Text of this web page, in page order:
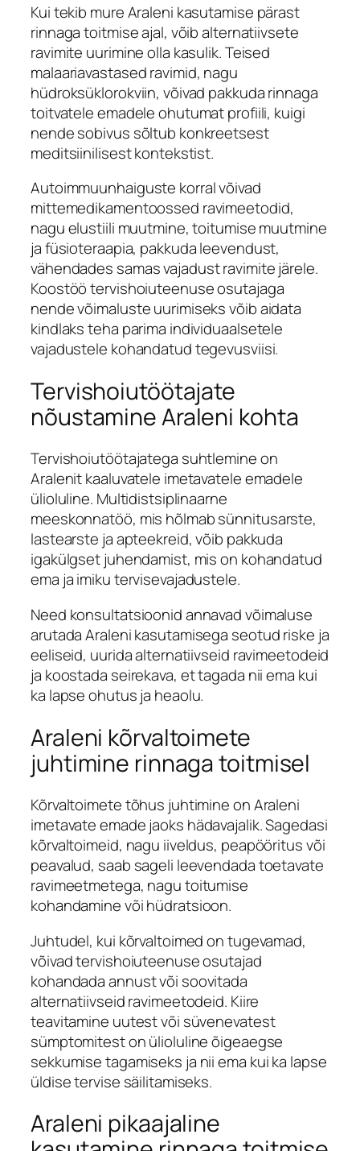
Kui tekib mure Araleni kasutamise pärast
rinnaga toitmise ajal, võib alternatiivsete
ravimite uurimine olla kasulik. Teised
malaariavastased ravimid, nagu
hüdroksüklorokviin, võivad pakkuda rinnaga
toitvatele emadele ohutumat profiili, kuigi
nende sobivus sõltub konkreetsest
meditsiinilisest kontekstist.
Autoimmuunhaiguste korral võivad
mittemedikamentoossed ravimeetodid,
nagu elustiili muutmine, toitumise muutmine
ja füsioteraapia, pakkuda leevendust,
vähendades samas vajadust ravimite järele.
Koostöö tervishoiuteenuse osutajaga
nende võimaluste uurimiseks võib aidata
kindlaks teha parima individuaalsetele
vajadustele kohandatud tegevusviisi.
Tervishoiutöötajate
nõustamine Araleni kohta
Tervishoiutöötajatega suhtlemine on
Aralenit kaaluvatele imetavatele emadele
ülioluline. Multidistsiplinaarne
meeskonnatöö, mis hõlmab sünnitusarste,
lastearste ja apteekreid, võib pakkuda
igakülgset juhendamist, mis on kohandatud
ema ja imiku tervisevajadustele.
Need konsultatsioonid annavad võimaluse
arutada Araleni kasutamisega seotud riske ja
eeliseid, uurida alternatiivseid ravimeetodeid
ja koostada seirekava, et tagada nii ema kui
ka lapse ohutus ja heaolu.
Araleni kõrvaltoimete
juhtimine rinnaga toitmisel
Kõrvaltoimete tõhus juhtimine on Araleni
imetavate emade jaoks hädavajalik. Sagedasi
kõrvaltoimeid, nagu iiveldus, peapööritus või
peavalud, saab sageli leevendada toetavate
ravimeetmetega, nagu toitumise
kohandamine või hüdratsioon.
Juhtudel, kui kõrvaltoimed on tugevamad,
võivad tervishoiuteenuse osutajad
kohandada annust või soovitada
alternatiivseid ravimeetodeid. Kiire
teavitamine uutest või süvenevatest
sümptomitest on ülioluline õigeaegse
sekkumise tagamiseks ja nii ema kui ka lapse
üldise tervise säilitamiseks.
Araleni pikaajaline